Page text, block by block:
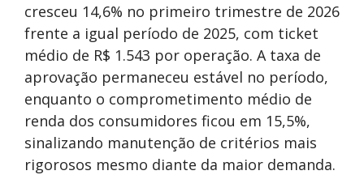
cresceu 14,6% no primeiro trimestre de 2026
frente a igual período de 2025, com ticket
médio de R$ 1.543 por operação. A taxa de
aprovação permaneceu estável no período,
enquanto o comprometimento médio de
renda dos consumidores ficou em 15,5%,
sinalizando manutenção de critérios mais
rigorosos mesmo diante da maior demanda.